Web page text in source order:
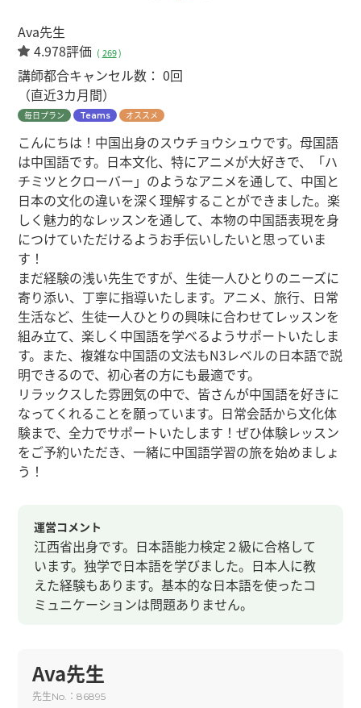
Ava先生
4.978評価 ( 269)
講師都合キャンセル数：0回
（直近3カ月間）
毎日プラン Teams オススメ
こんにちは！中国出身のスウチョウシュウです。母国語
は中国語です。日本文化、特にアニメが大好きで、「ハ
チミツとクローバー」のようなアニメを通して、中国と
日本の文化の違いを深く理解することができました。楽
しく魅力的なレッスンを通して、本物の中国語表現を身
につけていただけるようお手伝いしたいと思っていま
す！
まだ経験の浅い先生ですが、生徒一人ひとりのニーズに
寄り添い、丁寧に指導いたします。アニメ、旅行、日常
生活など、生徒一人ひとりの興味に合わせてレッスンを
組み立て、楽しく中国語を学べるようサポートいたしま
す。また、複雑な中国語の文法もN3レベルの日本語で説
明できるので、初心者の方にも最適です。
リラックスした雰囲気の中で、皆さんが中国語を好きに
なってくれることを願っています。日常会話から文化体
験まで、全力でサポートいたします！ぜひ体験レッスン
をご予約いただき、一緒に中国語学習の旅を始めましょ
う！
運営コメント
江西省出身です。日本語能力検定２級に合格して
います。独学で日本語を学びました。日本人に教
えた経験もあります。基本的な日本語を使ったコ
ミュニケーションは問題ありません。
Ava先生
先生No. ：86895